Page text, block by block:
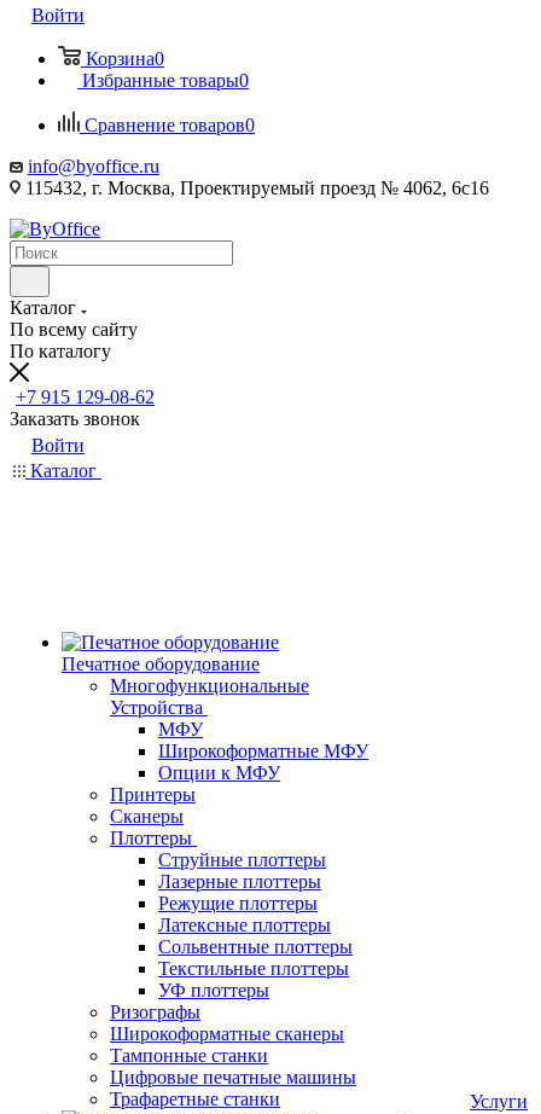
Войти
Корзина0
Избранные товары0
Сравнение товаров0
info@byoffice.ru
115432, г. Москва, Проектируемый проезд № 4062, 6с16
Каталог
По всему сайту
По каталогу
+7 915 129-08-62
Заказать звонок
Войти
Каталог
Печатное оборудование
Многофункциональные
Устройства
МФУ
Широкоформатные МФУ
Опции к МФУ
Принтеры
Сканеры
Плоттеры
Струйные плоттеры
Лазерные плоттеры
Режущие плоттеры
Латексные плоттеры
Сольвентные плоттеры
Текстильные плоттеры
УФ плоттеры
Ризографы
Широкоформатные сканеры
Тампонные станки
Цифровые печатные машины
Трафаретные станки
Услуги